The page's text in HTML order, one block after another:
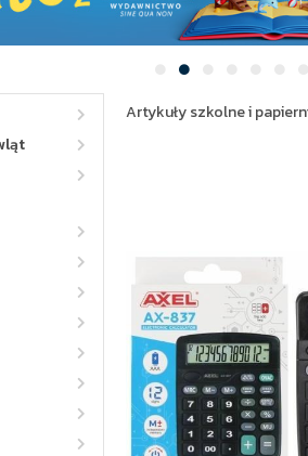
Artykuły szkolne i